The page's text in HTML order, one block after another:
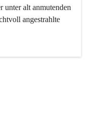
unter alt anmutenden
angestrahlte
ist aber integrativer